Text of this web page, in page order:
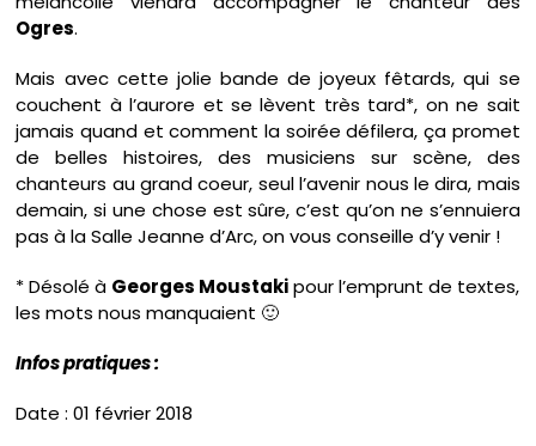
Ogres.
Mais avec cette jolie bande de joyeux fêtards, qui se
couchent à l’aurore et se lèvent très tard*, on ne sait
jamais quand et comment la soirée défilera, ça promet
de belles histoires, des musiciens sur scène, des
chanteurs au grand coeur, seul l’avenir nous le dira, mais
demain, si une chose est sûre, c’est qu’on ne s’ennuiera
pas à la Salle Jeanne d’Arc, on vous conseille d’y venir !
* Désolé à Georges Moustakipour l’emprunt de textes,
les mots nous manquaient 🙂
Infos pratiques :
Date : 01 février 2018